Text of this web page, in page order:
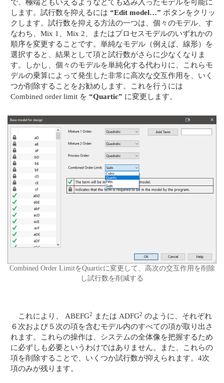
で、極端ともいえるようなとても込み入ったモデルを可能に
します。試行数を抑えるには“Edit model…” ボタンをクリッ
クします。試行数を抑える方法の一つは、個々のモデル、す
なわち、Mix 1、Mix 2、またはプロセスモデルのいずれかの
順序を変更することです。単純なモデル（例えば、線形）を
選択すると、結果として項と試行数がさらに少なくなりま
す。しかし、個々のモデルを単純化する代わりに、これらモ
デルの乗算によって発生した非常に高次な交互作用を、いく
つか削除することをお勧めします。これを行うには
Combined order limit を“Quartic” に変更します。
Combined Order LimitをQuarticに変更して、高次の交互作用を削除
し試行数を削減する
これにより、 ABEFG2 または ADFG2 のように、それぞれ
６次および５次の項を含むモデル内のすべての項が取り出さ
れます。これらの操作は、システムの全体像を把握するため
に必ずしも必要というわけではありません。また、これらの
項を削除することで、いくつか試行数が抑えられます。4次
項のみが残ります。